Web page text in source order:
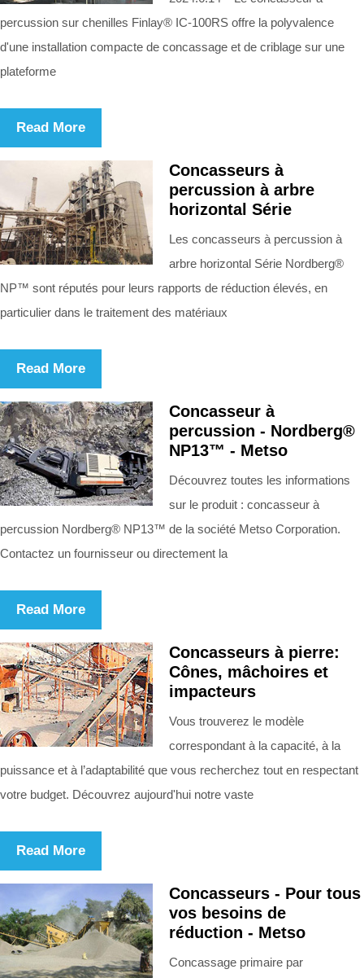
percussion sur chenilles Finlay® IC-100RS offre la polyvalence
d'une installation compacte de concassage et de criblage sur une
plateforme
Read More
Concasseurs à
percussion à arbre
horizontal Série
Les concasseurs à percussion à
arbre horizontal Série Nordberg®
NP™ sont réputés pour leurs rapports de réduction élevés, en
particulier dans le traitement des matériaux
Read More
Concasseur à
percussion - Nordberg®
NP13™ - Metso
Découvrez toutes les informations
sur le produit : concasseur à
percussion Nordberg® NP13™ de la société Metso Corporation.
Contactez un fournisseur ou directement la
Read More
Concasseurs à pierre:
Cônes, mâchoires et
impacteurs
Vous trouverez le modèle
correspondant à la capacité, à la
puissance et à l’adaptabilité que vous recherchez tout en respectant
votre budget. Découvrez aujourd'hui notre vaste
Read More
Concasseurs - Pour tous
vos besoins de
réduction - Metso
Concassage primaire par